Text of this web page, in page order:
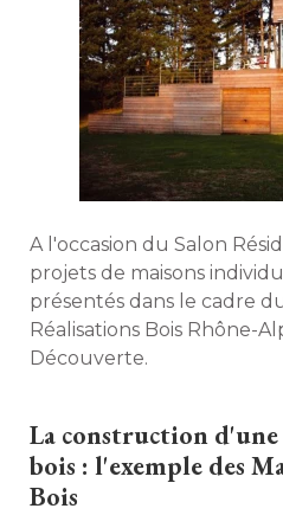
A l'occasion du Salon
projets de maisons
présentés dans le cadre
Réalisations Bois Rhône-
Découverte.
La construction d'une
bois : l'exemple des
Bois